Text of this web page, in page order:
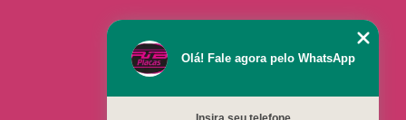
Olá! Fale agora pelo WhatsApp